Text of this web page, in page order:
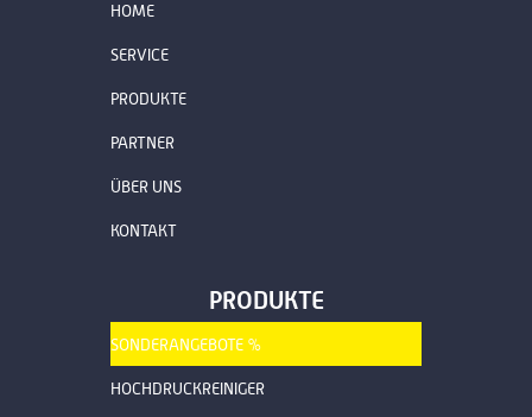
HOME
SERVICE
PRODUKTE
PARTNER
ÜBER UNS
KONTAKT
PRODUKTE
SONDERANGEBOTE %
HOCHDRUCKREINIGER